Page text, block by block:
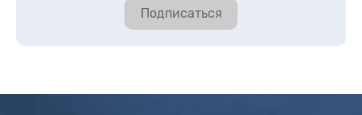
Подписаться